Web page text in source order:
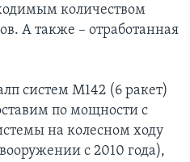
количеством
А также – отработанная
систем M142 (6 ракет)
по мощности с
на колесном ходу
с 2010 года),